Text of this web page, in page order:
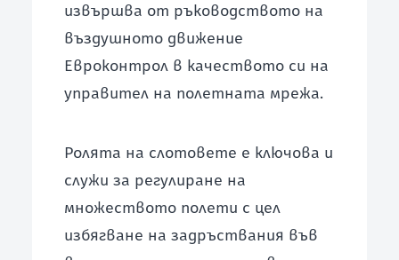
извършва от ръководството на
въздушното движение
Евроконтрол в качеството си на
управител на полетната мрежа.
Ролята на слотовете е ключова и
служи за регулиране на
множеството полети с цел
избягване на задръствания във